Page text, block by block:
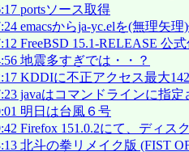
portsソース取得
emacsからja-yc.elを(無理矢理
FreeBSD 15.1-RELEASE 公
地震多すぎでは・・？
KDDIに不正アクセス最大
javaはコマンドラインに指
明日は台風６号
Firefox 151.0.2にて、ディ
北斗の拳リメイク版 (FIST